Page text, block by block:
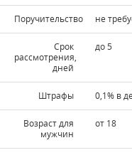
Поручительство не
Срок
рассмотрения,
дней
до 5
Штрафы 0,1% в
Возраст для
мужчин
от 18